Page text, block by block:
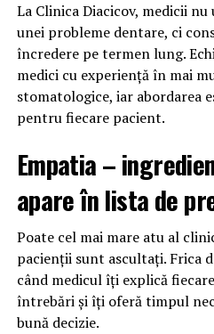
La Clinica Diacicov, medicii
unei probleme dentare, ci
încredere pe termen lung.
medici cu experiență în mai
stomatologice, iar abordarea
pentru fiecare pacient.
Empatia –
apare în lista de
Poate cel mai mare atu al
pacienții sunt ascultați. Frica
când medicul îți explică
întrebări și îți oferă timpul
bună decizie.